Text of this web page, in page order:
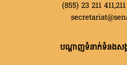
(855) 23 211
បណ្តាញទំនាក់ទំនងសង្